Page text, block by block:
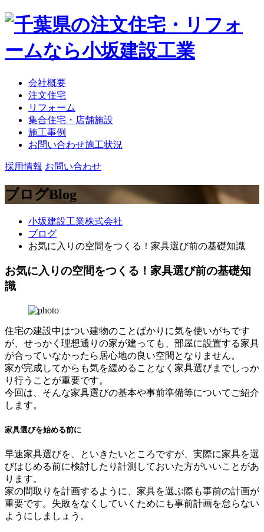
会社概要
注文住宅
リフォーム
集合住宅・店舗施設
施工事例
お問い合わせ施工状況
採用情報 お問い合わせ
ブログBlog
小坂建設工業株式会社
ブログ
お気に入りの空間をつくる！家具選び前の基礎知識
お気に入りの空間をつくる！家具選び前の基礎知
識
住宅の建設中はつい建物のことばかりに気を使いがちです
が、せっかく理想通りの家が建っても、部屋に設置する家具
が合っていなかったら居心地の良い空間となりません。
家が完成してからも気を緩めることなく家具選びまでしっか
り行うことが重要です。
今回は、そんな家具選びの基本や事前準備等についてご紹介
します。
家具選びを始める前に
早速家具選びを、といきたいところですが、実際に家具を選
びはじめる前に検討したり計測しておいた方がいいことがあ
ります。
家の間取りを計画するように、家具を選ぶ際も事前の計画が
重要です。失敗をなくしていくためにも事前計画を怠らない
ようにしましょう。